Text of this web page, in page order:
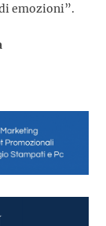
emozioni”.